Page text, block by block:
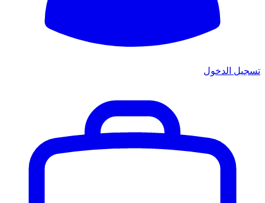
تسجيل الدخول